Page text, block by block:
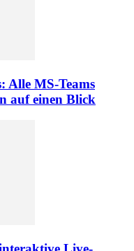
Alle MS-Teams
auf einen Blick